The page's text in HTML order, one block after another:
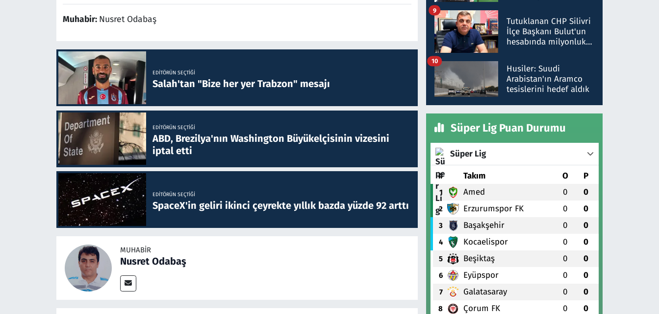
Muhabir: Nusret Odabaş
EDITÖRÜN SEÇTIĞI
Salah'tan "Bize her yer Trabzon" mesajı
EDITÖRÜN SEÇTIĞI
ABD, Brezilya'nın Washington Büyükelçisinin vizesini
iptal etti
EDITÖRÜN SEÇTIĞI
SpaceX'in geliri ikinci çeyrekte yıllık bazda yüzde 92 arttı
MUHABIR
Nusret Odabaş
düşürüldüğü" iddiasını
yalanladı
Tutuklanan CHP Silivri
İlçe Başkanı Bulut'un
hesabında milyonluk
talimat verdi, ben
gönderdim
9
Husiler: Suudi
Arabistan'ın Aramco
tesislerini hedef aldık
10
Süper Lig Puan Durumu
Süper Lig
# Takım O P
1 Amed 0 0
2 Erzurumspor FK 0 0
3 Başakşehir 0 0
4 Kocaelispor 0 0
5 Beşiktaş 0 0
6 Eyüpspor 0 0
7 Galatasaray 0 0
8 Çorum FK 0 0